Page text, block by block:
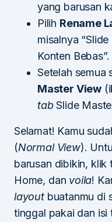
yang barusan
Pilih Rename
misalnya
Konten Bebas”.
Setelah semua
Master View
tabSlide
Selamat! Kamu
(Normal View).
barusan dibikin, klik
Home, dan voila!
layoutbuatanmu di
tinggal pakai dan isi